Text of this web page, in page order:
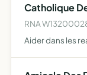
Catholique
RNA
Aider dans les